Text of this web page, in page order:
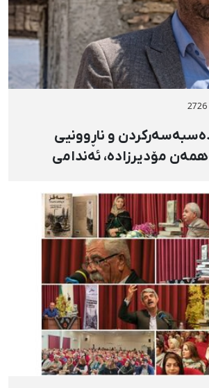
٥ ڕۆژ دەسبەسەرکردن و ناڕوونیی
مۆدیرزادە، ئەندامی